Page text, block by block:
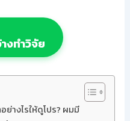
งทำวิจัย
างไรให้ดูโปร? ผมมี